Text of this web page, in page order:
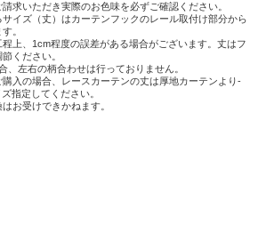
求いただき実際のお色味を必ずご確認ください。
イズ（丈）はカーテンフックのレール取付け部分から
。
上、1cm程度の誤差がある場合がございます。丈はフ
ください。
左右の柄合わせは行っておりません。
入の場合、レースカーテンの丈は厚地カーテンより-
指定してください。
お受けできかねます。